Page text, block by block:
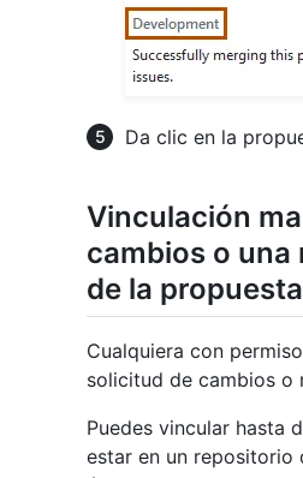
Da clic en la
Vinculación
cambios o una
de la propuesta
Cualquiera con
solicitud de cambios o
Puedes vincular hasta
estar en un repositorio